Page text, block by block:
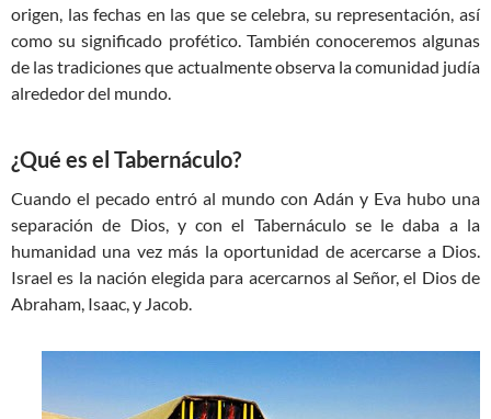
origen, las fechas en las que se celebra, su representación, así
como su significado profético. También conoceremos algunas
de las tradiciones que actualmente observa la comunidad judía
alrededor del mundo.
¿Qué es el Tabernáculo?
Cuando el pecado entró al mundo con Adán y Eva hubo una
separación de Dios, y con el Tabernáculo se le daba a la
humanidad una vez más la oportunidad de acercarse a Dios.
Israel es la nación elegida para acercarnos al Señor, el Dios de
Abraham, Isaac, y Jacob.